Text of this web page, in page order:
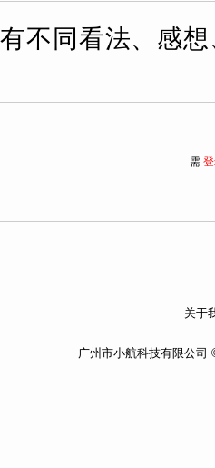
不同看法、感
需
关于
广州市小航科技有限公